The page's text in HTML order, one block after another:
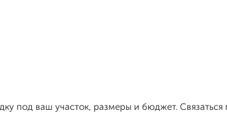
под ваш участок, размеры и бюджет.